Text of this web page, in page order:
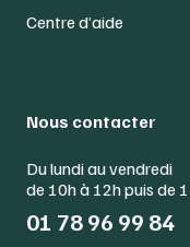
Centre d’aide
Nous contacter
Du lundi au vendredi
de 10h à 12h puis de
01 78 96 99 84